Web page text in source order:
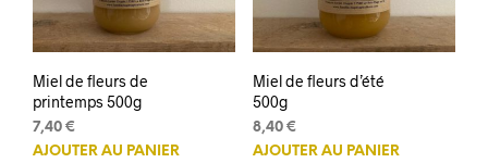
Miel de fleurs de
printemps 500g
7,40 €
AJOUTER AU PANIER
Miel de fleurs d’été
500g
8,40 €
AJOUTER AU PANIER